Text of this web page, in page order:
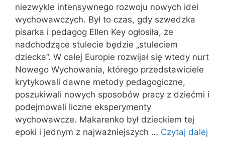
niezwykle intensywnego rozwoju nowych idei
wychowawczych. Był to czas, gdy szwedzka
pisarka i pedagog Ellen Key ogłosiła, że
nadchodzące stulecie będzie „stuleciem
dziecka”. W całej Europie rozwijał się wtedy nurt
Nowego Wychowania, którego przedstawiciele
krytykowali dawne metody pedagogiczne,
poszukiwali nowych sposobów pracy z dziećmi i
podejmowali liczne eksperymenty
wychowawcze. Makarenko był dzieckiem tej
epoki i jednym z najważniejszych … Czytaj dalej